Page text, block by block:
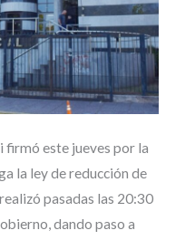
este jueves por la
la ley de reducción de
pasadas las 20:30
dando paso a